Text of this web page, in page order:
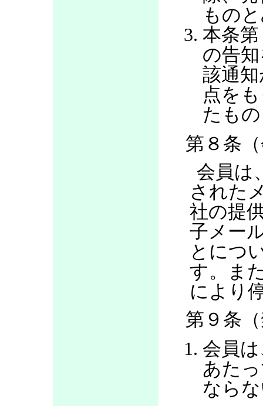
もの
本条
の告
該通
点を
たも
第８条
会員は
された
社の提
子メー
とにつ
す。ま
により
第９条
会員
あた
なら